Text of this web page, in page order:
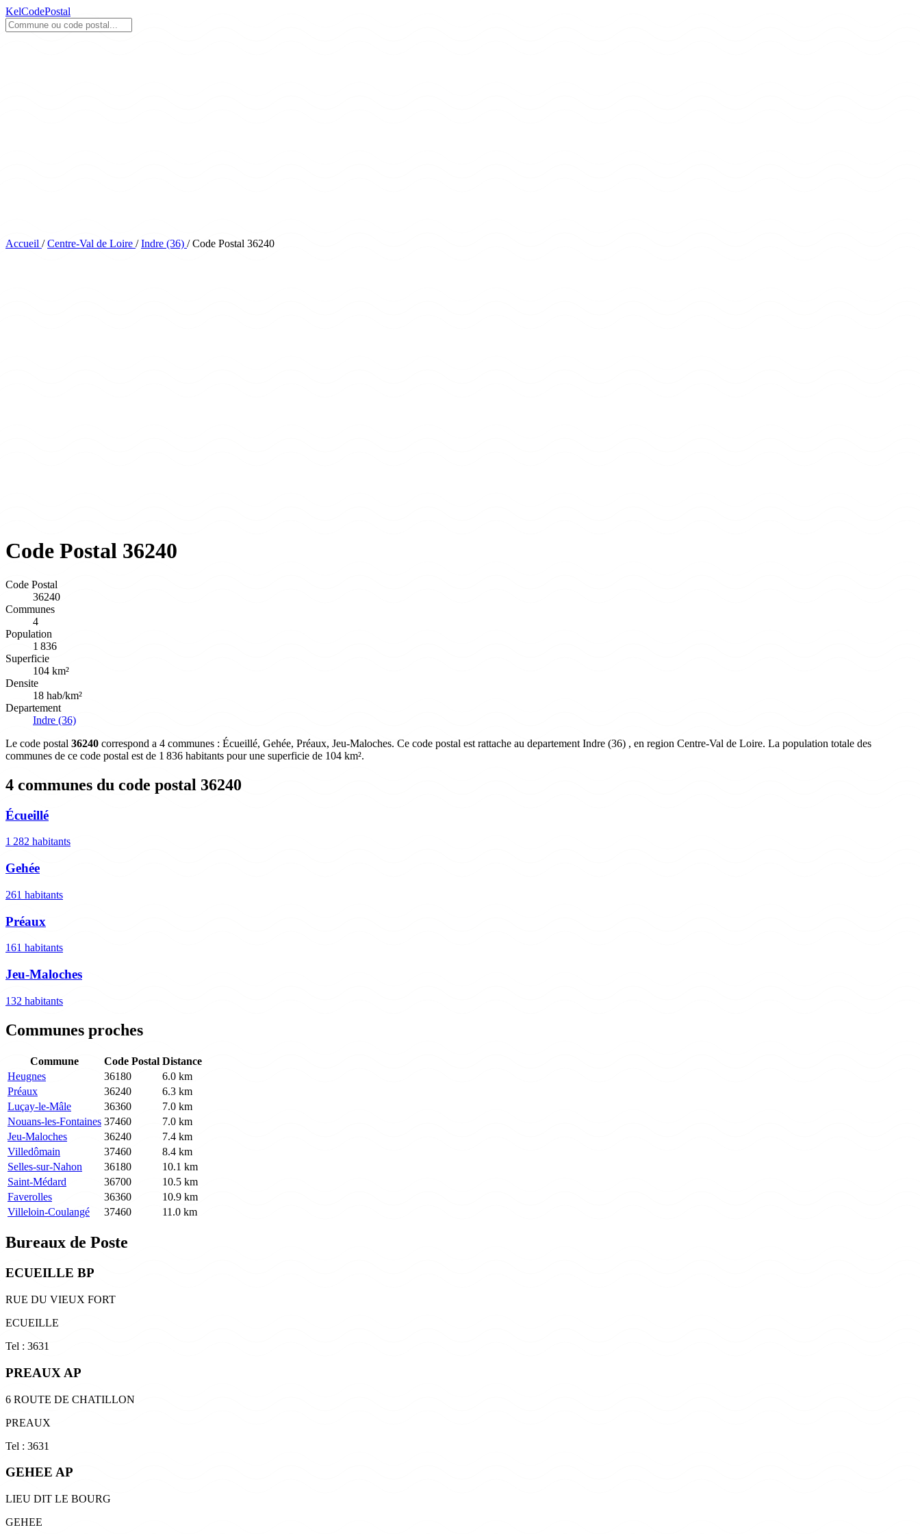
KelCodePostal
Accueil / Centre-Val de Loire / Indre (36) / Code Postal 36240
Code Postal 36240
Code Postal
36240
Communes
4
Population
1 836
Superficie
104 km²
Densite
18 hab/km²
Departement
Indre (36)
Le code postal 36240 correspond a 4 communes : Écueillé, Gehée, Préaux, Jeu-Maloches. Ce code postal est rattache au departement Indre (36) , en region Centre-Val de Loire. La population totale des
communes de ce code postal est de 1 836 habitants pour une superficie de 104 km².
4 communes du code postal 36240
Écueillé
1 282 habitants
Gehée
261 habitants
Préaux
161 habitants
Jeu-Maloches
132 habitants
Communes proches
Commune Code Postal Distance
Heugnes
36180
6.0 km
Préaux
36240
6.3 km
Luçay-le-Mâle
36360
7.0 km
Nouans-les-Fontaines 37460
7.0 km
Jeu-Maloches
36240
7.4 km
Villedômain
37460
8.4 km
Selles-sur-Nahon
36180
10.1 km
Saint-Médard
36700
10.5 km
Faverolles
36360
10.9 km
Villeloin-Coulangé
37460 11.0 km
Bureaux de Poste
ECUEILLE BP
RUE DU VIEUX FORT
ECUEILLE
Tel : 3631
PREAUX AP
6 ROUTE DE CHATILLON
PREAUX
Tel : 3631
GEHEE AP
LIEU DIT LE BOURG
GEHEE